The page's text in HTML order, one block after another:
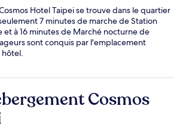
Hotel Taipei se trouve dans le quartier
7 minutes de marche de Station
et à 16 minutes de Marché nocturne de
sont conquis par l'emplacement
Cosmos